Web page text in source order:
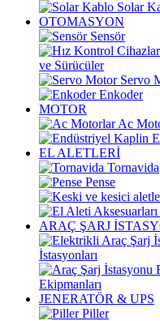
Solar
OTOMASYON
Sensör
ve Sürücüler
Servo
Enkoder
MOTOR
Ac
EL ALETLERİ
Tornavida
Pense
ARAÇ ŞARJ
İstasyonları
Ekipmanları
JENERATÖR & UPS
Piller